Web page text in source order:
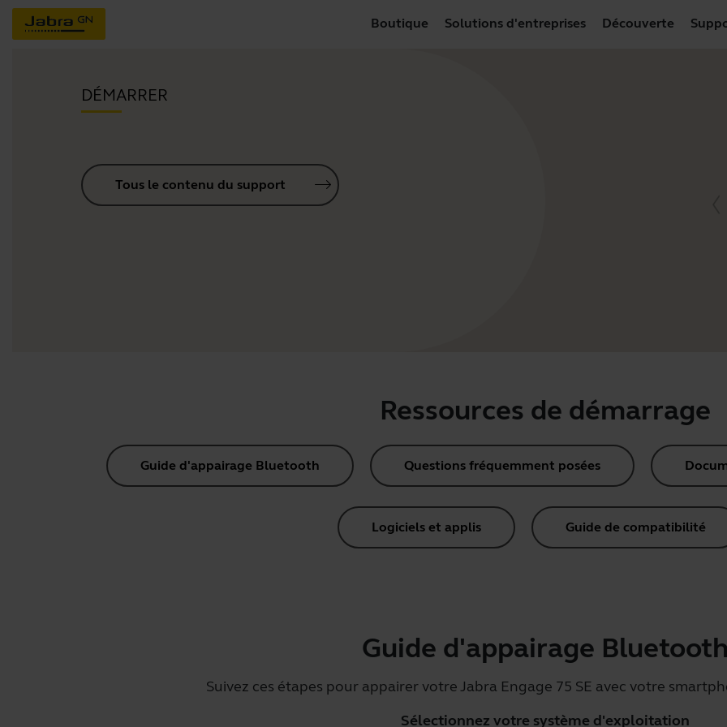
Boutique Solutions d'entreprises Découverte
DÉMARRER
Tous le contenu du support
Ressources de démarrage
Guide d'appairage Bluetooth Questions fréquemment posées
Logiciels et applis Guide de compatibilité
Guide d'appairage
Suivez ces étapes pour appairer votre Jabra Engage 75 SE avec votre
Sélectionnez votre système d'exploitation